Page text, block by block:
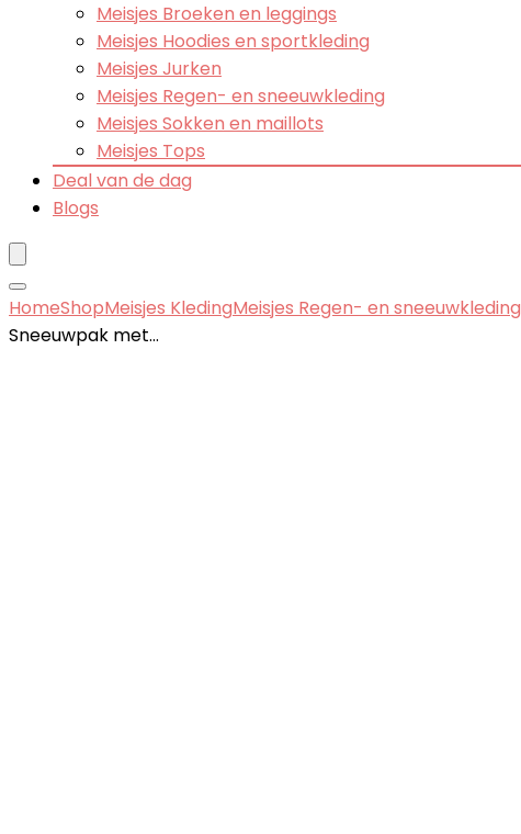
Meisjes Broeken en leggings
Meisjes Hoodies en sportkleding
Meisjes Jurken
Meisjes Regen- en sneeuwkleding
Meisjes Sokken en maillots
Meisjes Tops
Deal van de dag
Blogs
HomeShopMeisjes KledingMeisjes Regen- en sneeuwkleding
Sneeuwpak met…